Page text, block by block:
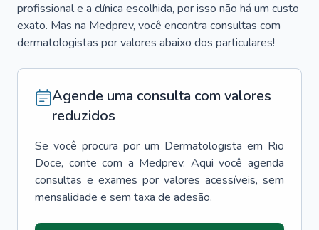
profissional e a clínica escolhida, por isso não há um custo
exato. Mas na Medprev, você encontra consultas com
dermatologistas por valores abaixo dos particulares!
Agende uma consulta com valores
reduzidos
Se você procura por um Dermatologista em Rio
Doce, conte com a Medprev. Aqui você agenda
consultas e exames por valores acessíveis, sem
mensalidade e sem taxa de adesão.